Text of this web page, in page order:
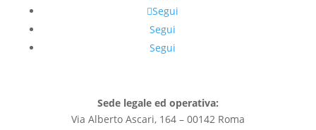
Segui
Segui
Segui
Sede legale ed operativa:
Via Alberto Ascari, 164 – 00142 Roma